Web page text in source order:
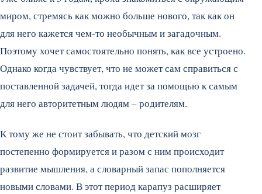
миром, стремясь как можно больше нового, так как он
для него кажется чем-то необычным и загадочным.
Поэтому хочет самостоятельно понять, как все устроено.
Однако когда чувствует, что не может сам справиться с
поставленной задачей, тогда идет за помощью к самым
для него авторитетным людям – родителям.
К тому же не стоит забывать, что детский мозг
постепенно формируется и разом с ним происходит
развитие мышления, а словарный запас пополняется
новыми словами. В этот период карапуз расширяет